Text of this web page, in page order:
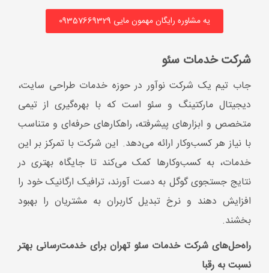
خدمات، به کسب‌وکارها کمک می‌کند تا جایگاه بهتری در
نتایج جستجوی گوگل به دست آورند، ترافیک ارگانیک خود را
بخشند.
راه‌حل‌های شرکت خدمات سئو تهران برای خدمت‌رسانی بهتر
نسبت به رقبا
استراتژی‌های سفارشی‌شده
جاب تیم به‌جای استفاده از راهکارهای عمومی، برای هر
مشتری استراتژی منحصربه‌فردی طراحی می‌کند که بر اساس
نوع کسب‌وکار، مخاطبان هدف و رقبا تنظیم شده است.
تکنولوژی‌های پیشرفته
این شرکت از ابزارهای تحلیل داده و سئو مانند Ahrefs،